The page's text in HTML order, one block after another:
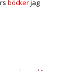
böckerjag